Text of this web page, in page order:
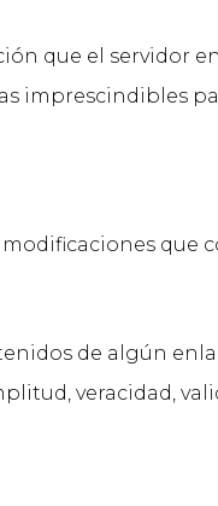
que el servidor
imprescindibles
modificaciones
de algún
veracidad,